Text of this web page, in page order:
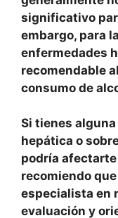
significativo
embargo, para
enfermedades
recomendable
consumo de
Si tienes
hepática o
podría
recomiendo
especialista en
evaluación y